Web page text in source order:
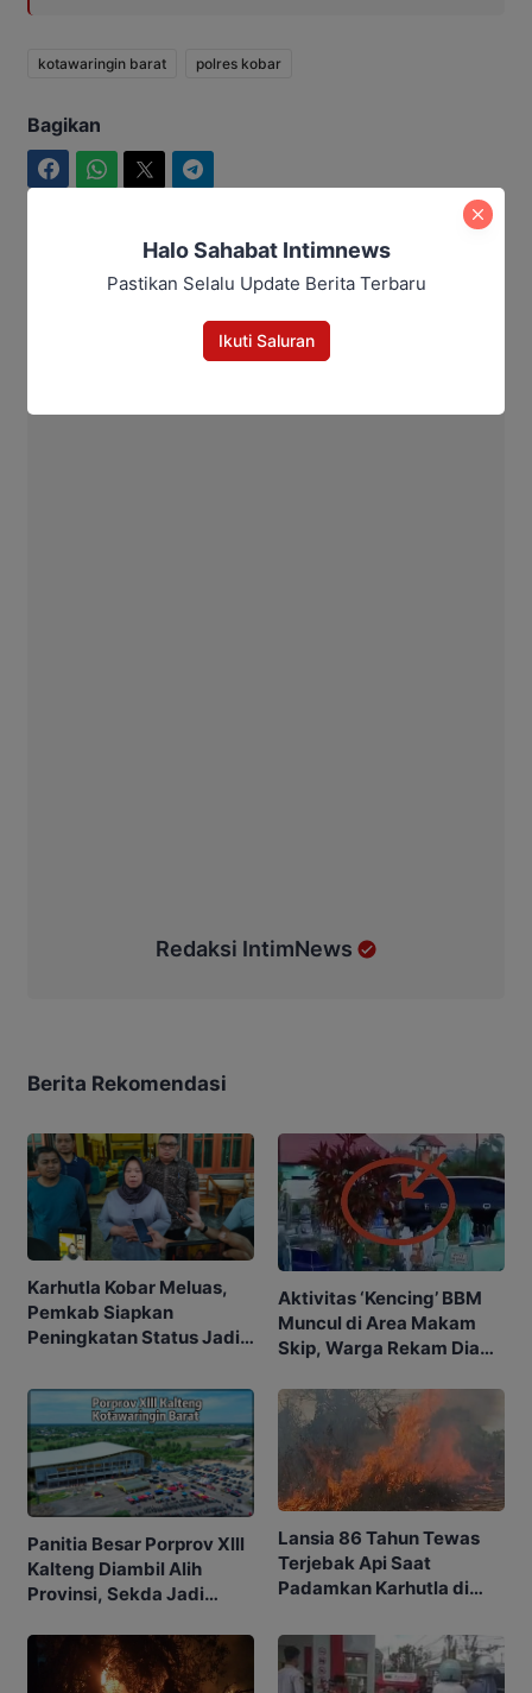
kotawaringin barat polres kobar
Bagikan
Redaksi IntimNews
Berita Rekomendasi
Karhutla Kobar Meluas,
Pemkab Siapkan
Peningkatan Status Jadi
Aktivitas ‘Kencing’ BBM
Muncul di Area Makam
Skip, Warga Rekam Diam-
Panitia Besar Porprov Xlll
Kalteng Diambil Alih
Provinsi, Sekda Jadi
Lansia 86 Tahun Tewas
Terjebak Api Saat
Padamkan Karhutla di
Halo Sahabat Intimnews
Pastikan Selalu Update Berita Terbaru
Ikuti Saluran